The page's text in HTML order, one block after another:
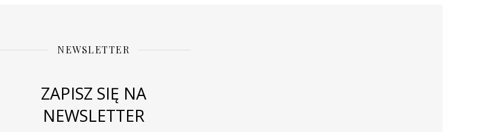
NEWSLETTER
ZAPISZ SIĘ NA
NEWSLETTER